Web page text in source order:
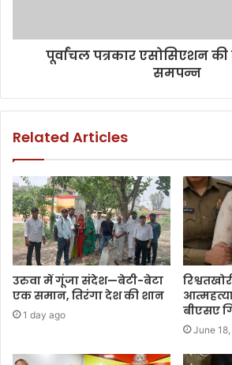
पूर्वांचल पत्रकार एसोसिएशन
समपन्न
Related Articles
उरुवा में गूंजा संदेश—बेटी-बेटा
एक समान, तिरंगा देश की शान
1 day ago
बीएसए
June